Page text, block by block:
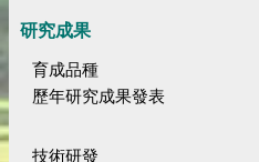
研究成果
育成品種
歷年研究成果發表
技術研發